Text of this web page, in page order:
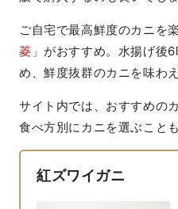
ご自宅で最高鮮度のカニを
菱」 がおすすめ。水揚げ後
め、鮮度抜群のカニを味わえ
サイト内では、おすすめの
食べ方別にカニを選ぶこと
紅ズワイガニ